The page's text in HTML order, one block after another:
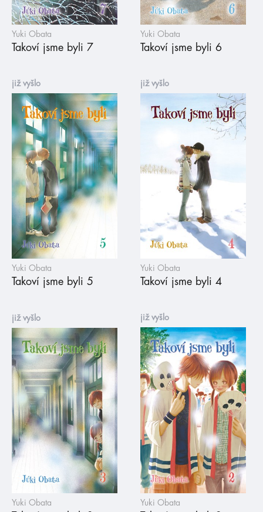
Yuki Obata
Takoví jsme byli 7
Yuki Obata
Takoví jsme byli 6
již vyšlo
Yuki Obata
Takoví jsme byli 5
již vyšlo
Yuki Obata
Takoví jsme byli 4
již vyšlo
Yuki Obata
již vyšlo
Yuki Obata